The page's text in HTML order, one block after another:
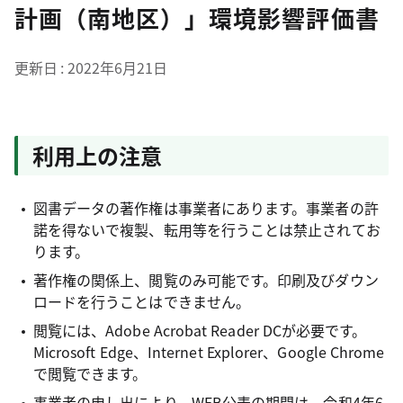
計画（南地区）」環境影響評価書
更新日 2022年6月21日
利用上の注意
図書データの著作権は事業者にあります。事業者の許
諾を得ないで複製、転用等を行うことは禁止されてお
ります。
著作権の関係上、閲覧のみ可能です。印刷及びダウン
ロードを行うことはできません。
閲覧には、Adobe Acrobat Reader DCが必要です。
Microsoft Edge、Internet Explorer、Google Chrome
で閲覧できます。